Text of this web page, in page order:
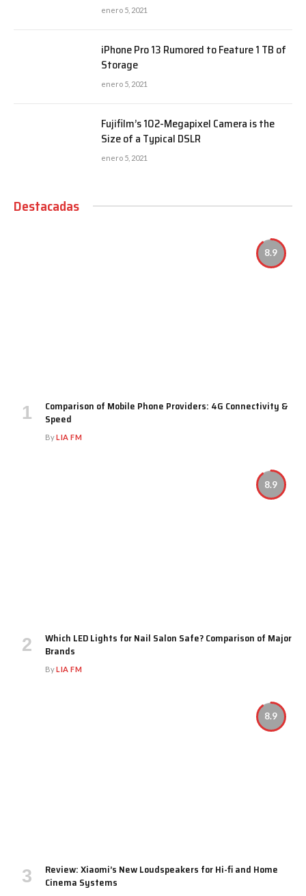
enero 5, 2021
iPhone Pro 13 Rumored to Feature 1 TB of
Storage
enero 5, 2021
Fujifilm’s 102-Megapixel Camera is the
Size of a Typical DSLR
enero 5, 2021
Destacadas
8.9
Comparison of Mobile Phone Providers: 4G Connectivity &
Speed
ByLIA FM
8.9
Which LED Lights for Nail Salon Safe? Comparison of Major
Brands
ByLIA FM
8.9
Review: Xiaomi’s New Loudspeakers for Hi-fi and Home
Cinema Systems